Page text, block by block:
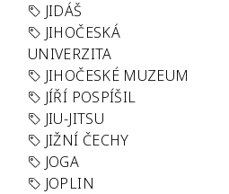
JIDÁŠ
JIHOČESKÁ
UNIVERZITA
JIHOČESKÉ MUZEUM
JÍŘÍ POSPÍŠIL
JIU-JITSU
JIŽNÍ ČECHY
JOGA
JOPLIN